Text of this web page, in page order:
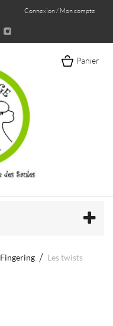
Connexion / Mon compte
Panier
Fingering Les twists